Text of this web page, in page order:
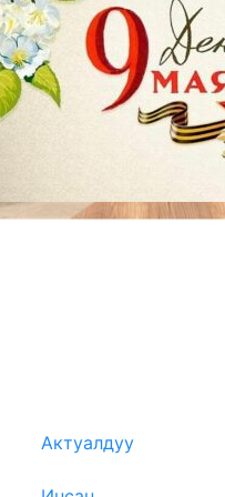
окуучулары
аныкталат.
үчүн
даярдалган.
Актуалдуу